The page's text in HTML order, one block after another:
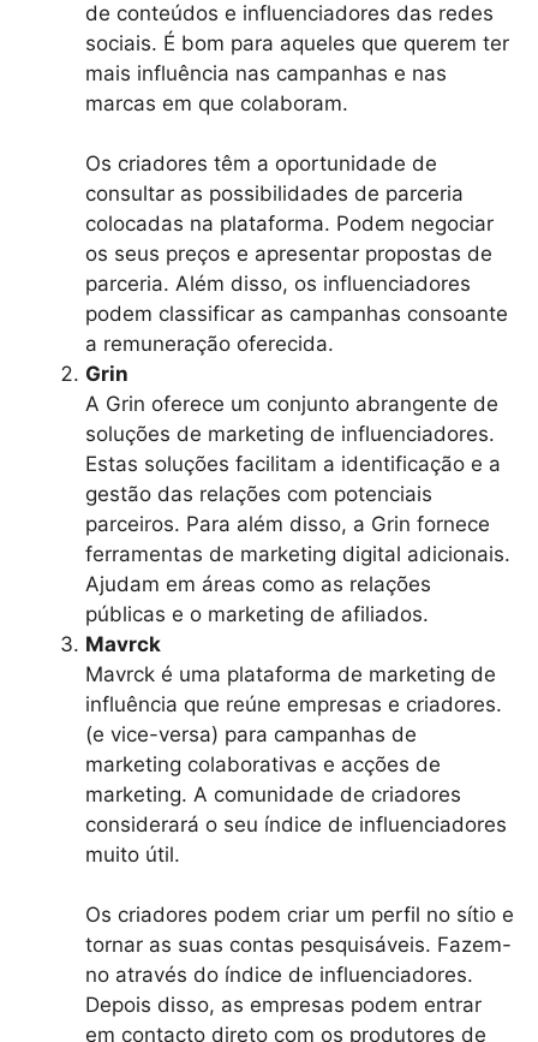
de conteúdos e influenciadores das redes
sociais. É bom para aqueles que querem ter
mais influência nas campanhas e nas
marcas em que colaboram.
Os criadores têm a oportunidade de
consultar as possibilidades de parceria
colocadas na plataforma. Podem negociar
os seus preços e apresentar propostas de
parceria. Além disso, os influenciadores
podem classificar as campanhas consoante
a remuneração oferecida.
Grin
A Grin oferece um conjunto abrangente de
soluções de marketing de influenciadores.
Estas soluções facilitam a identificação e a
gestão das relações com potenciais
parceiros. Para além disso, a Grin fornece
ferramentas de marketing digital adicionais.
Ajudam em áreas como as relações
públicas e o marketing de afiliados.
Mavrck
Mavrck é uma plataforma de marketing de
influência que reúne empresas e criadores.
(e vice-versa) para campanhas de
marketing colaborativas e acções de
marketing. A comunidade de criadores
considerará o seu índice de influenciadores
muito útil.
Os criadores podem criar um perfil no sítio e
tornar as suas contas pesquisáveis. Fazem-
no através do índice de influenciadores.
Depois disso, as empresas podem entrar
em contacto direto com os produtores de